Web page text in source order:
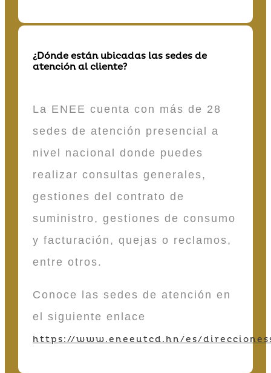
¿Dónde están ubicadas las sedes de
atención al cliente?
La ENEE cuenta con más de 28
sedes de atención presencial a
nivel nacional donde puedes
realizar consultas generales,
gestiones del contrato de
suministro, gestiones de consumo
y facturación, quejas o reclamos,
entre otros.
Conoce las sedes de atención en
el siguiente enlace
https://www.eneeutcd.hn/es/